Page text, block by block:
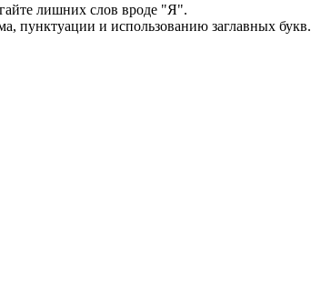
лишних слов вроде "Я".
пунктуации и использованию заглавных букв.